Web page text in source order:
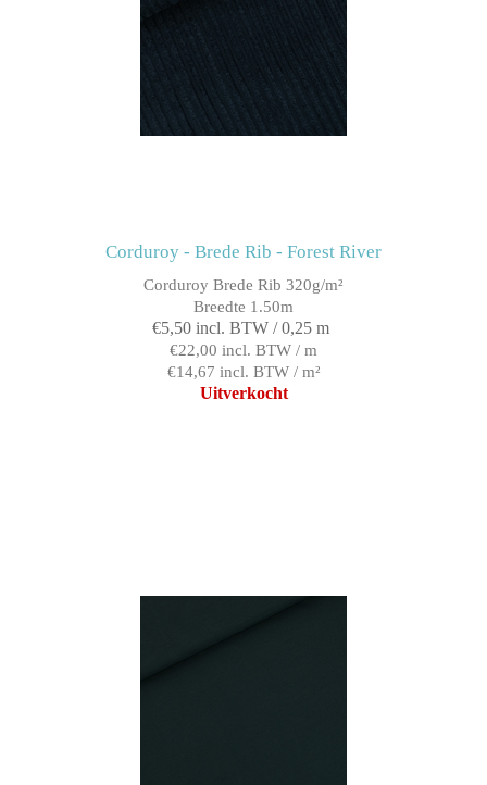
Corduroy - Brede Rib - Forest River
Corduroy Brede Rib 320g/m²
Breedte 1.50m
€5,50 incl. BTW / 0,25 m
€22,00 incl. BTW / m
€14,67 incl. BTW / m²
Uitverkocht